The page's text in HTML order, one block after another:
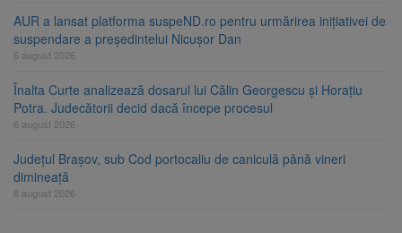
AUR a lansat platforma suspeND.ro pentru urmărirea inițiativei de
suspendare a președintelui Nicușor Dan
6 august 2026
Înalta Curte analizează dosarul lui Călin Georgescu și Horațiu
Potra. Judecătorii decid dacă începe procesul
6 august 2026
Județul Brașov, sub Cod portocaliu de caniculă până vineri
dimineață
6 august 2026